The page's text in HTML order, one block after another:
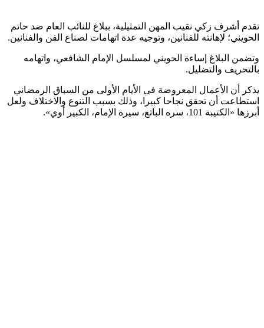
تقدم أشرف زكي نقيب المهن التمثيلية، ببلاغ للنائب العام ضد حاتم
الحويني؛ لإهانته للفنانين، وتوجيه عدة اتهامات لصناع الفن والفنانين.
وتضمن البلاغ إساءة الحويني لمسلسل الإمام الشافعي، واتهامه
بالتحريف والتضليل.
يذكر أن الأعمال المعروضة في الأيام الأولى من السباق الرمضاني
استطاعت أن تحقق نجاحا كبيرا، وذلك بسبب التنوع والاختلاف ولعل
أبرزها «الكتيبة 101، سره الباتع، سيرة الإمام، الكبير أوي».